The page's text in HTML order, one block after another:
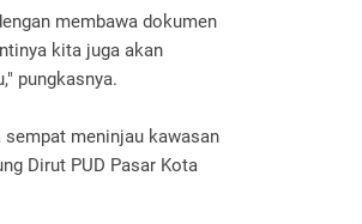
membawa dokumen
kita juga akan
pungkasnya.
meninjau kawasan
Dirut PUD Pasar Kota